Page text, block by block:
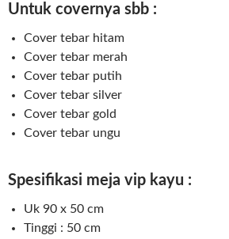
Untuk covernya sbb :
Cover tebar hitam
Cover tebar merah
Cover tebar putih
Cover tebar silver
Cover tebar gold
Cover tebar ungu
Spesifikasi meja vip kayu :
Uk 90 x 50 cm
Tinggi : 50 cm